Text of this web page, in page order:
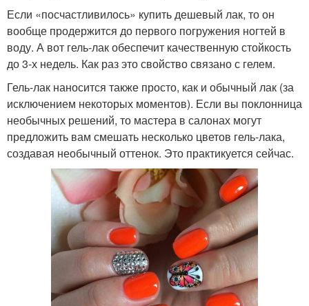
Если «посчастливилось» купить дешевый лак, то он
вообще продержится до первого погружения ногтей в
воду. А вот гель-лак обеспечит качественную стойкость
до 3-х недель. Как раз это свойство связано с гелем.
Гель-лак наносится также просто, как и обычный лак (за
исключением некоторых моментов). Если вы поклонница
необычных решений, то мастера в салонах могут
предложить вам смешать несколько цветов гель-лака,
создавая необычный оттенок. Это практикуется сейчас.